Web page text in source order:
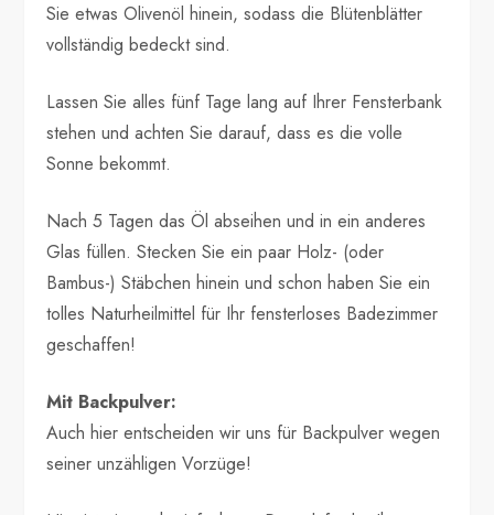
Sie etwas Olivenöl hinein, sodass die Blütenblätter
vollständig bedeckt sind.
Lassen Sie alles fünf Tage lang auf Ihrer Fensterbank
stehen und achten Sie darauf, dass es die volle
Sonne bekommt.
Nach 5 Tagen das Öl abseihen und in ein anderes
Glas füllen. Stecken Sie ein paar Holz- (oder
Bambus-) Stäbchen hinein und schon haben Sie ein
tolles Naturheilmittel für Ihr fensterloses Badezimmer
geschaffen!
Mit Backpulver:
Auch hier entscheiden wir uns für Backpulver wegen
seiner unzähligen Vorzüge!